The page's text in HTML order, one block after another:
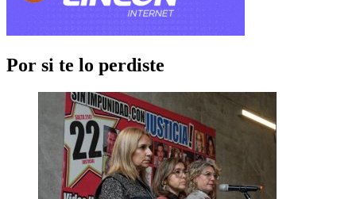
Por si te lo perdiste